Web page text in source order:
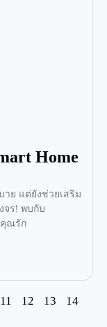
Home
าย แต่ยังช่วยเสริม
จร! พบกับ
คุณรัก
11 12 13
14